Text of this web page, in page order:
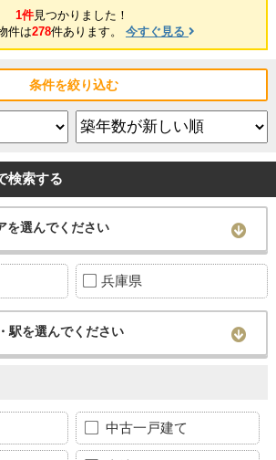
1件見つかりました！
件は278件あります。 今すぐ見る
条件を絞り込む
検索する
を選んでください
兵庫県
駅を選んでください
中古一戸建て